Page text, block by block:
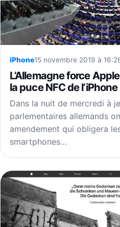
iPhone15 novembre 2019 à
L’Allemagne force
la puce NFC de l’iPhone
Dans la nuit de mercredi à
parlementaires allemands
amendement qui obligera
smartphones…